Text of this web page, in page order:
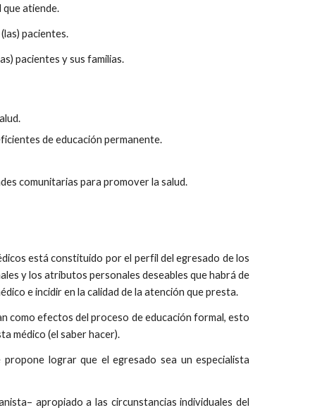
que atiende.
pacientes.
pacientes y sus familias.
de educación permanente.
comunitarias para promover la salud.
está constituido por el perfil del egresado de los
y los atributos personales deseables que habrá de
e incidir en la calidad de la atención que presta.
como efectos del proceso de educación formal, esto
médico (el saber hacer).
lograr que el egresado sea un especialista
apropiado a las circunstancias individuales del